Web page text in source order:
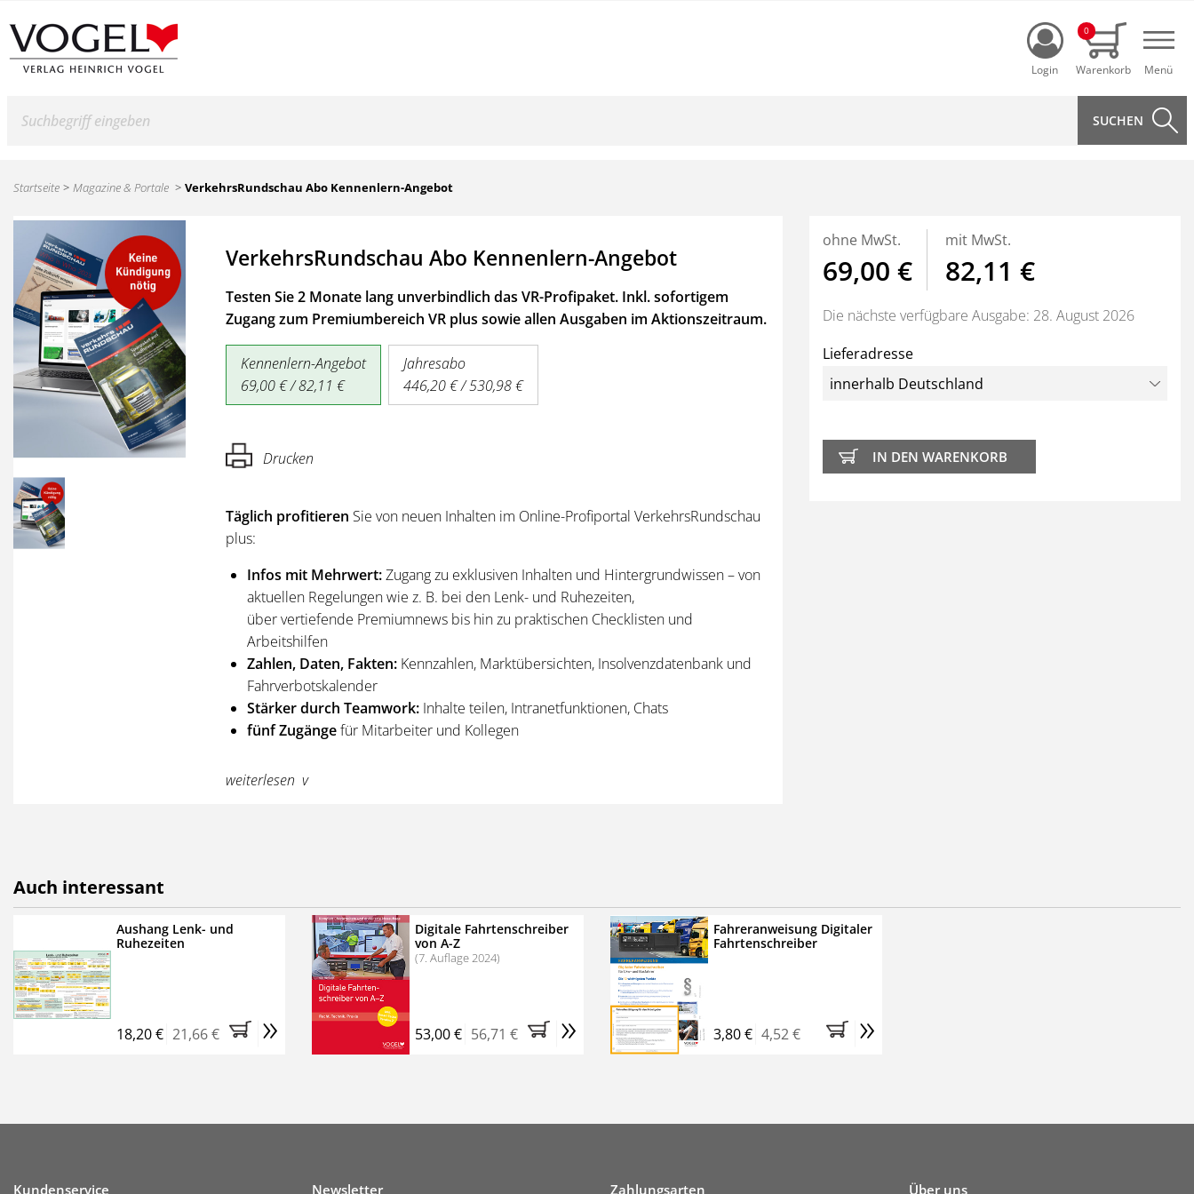
Login
0
Startseite Magazine & Portale VerkehrsRundschau Abo Kennenlern-Angebot
VerkehrsRundschau Abo Kennenlern-Angebot
Testen Sie 2 Monate lang unverbindlich das VR-Profipaket. Inkl. sofortigem
Zugang zum Premiumbereich VR plus sowieallen Ausgaben im Aktionszeitraum.
Kennenlern-Angebot
69,00 € / 82,11 €
Jahresabo
446,20 € / 530,98 €
Drucken
Täglich profitieren Sie von neuen Inhalten im Online-Profiportal VerkehrsRundschau
plus:
Infos mit Mehrwert:Zugang zu exklusiven Inhalten und Hintergrundwissen – von
aktuellen Regelungen wie z. B. bei den Lenk- und Ruhezeiten,
über vertiefende Premiumnews bis hin zu praktischen Checklisten und
Arbeitshilfen
Zahlen, Daten, Fakten: Kennzahlen, Marktübersichten, Insolvenzdatenbank und
Fahrverbotskalender
Stärker durch Teamwork: Inhalte teilen, Intranetfunktionen, Chats
fünf Zugängefür Mitarbeiter und Kollegen
Sie erhaltenalle Ausgaben
Kostenfreie Online-Seminare
Bestellen Sie jetzt das VerkehrsRundschau Profipaket im Kennenlern-Abo für zwei
Monate (inkl. der derzeitig gesetzlichen MwSt. und Versandkosten).Nach 2 Monaten
brauchen Sie nichts weiter tun, das Abonnement endet automatisch, es
entstehen keine weiteren Verpflichtungen.
weiterlesen
ohne MwSt.
69,00 €
mit MwSt.
82,11 €
Die nächste verfügbare Ausgabe: 28. August 2026
Lieferadresse
Auch interessant
Aushang Lenk- und
Ruhezeiten
18,20 € 21,66 € »
Digitale Fahrtenschreiber
von A-Z
(7. Auflage 2024)
53,00 € 56,71 € »
Fahreranweisung Digitaler
Fahrtenschreiber
3,80 € 4,52 € »
Kundenservice Newsletter Zahlungsarten Über uns